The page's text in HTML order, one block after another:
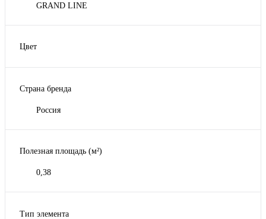
GRAND LINE
Цвет
Песочный
Терракотовый
Страна бренда
Россия
Полезная площадь (м²)
0,38
Тип элемента